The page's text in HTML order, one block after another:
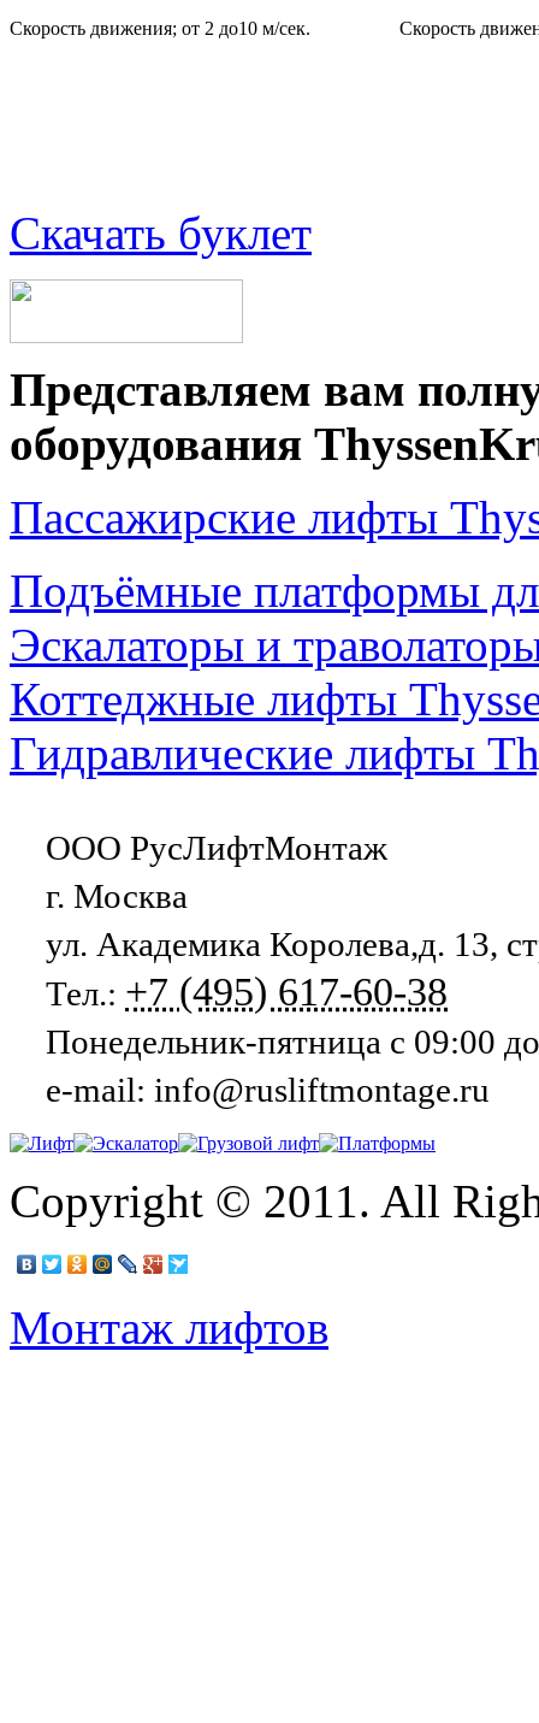
Скорость движения; от 2 до10 м/сек.
Скорость
Скачать буклет
Представляем вам
оборудования
Пассажирские лифты
Подъёмные платформы
Эскалаторы и
Коттеджные лифты
Гидравлические лифты
ООО РусЛифтМонтаж
г. Москва
ул. Академика Королева,д. 13,
Тел.: +7 (495) 617-60-38
Понедельник-пятница с 09:00
e-mail: info@rusliftmontage.ru
Copyright © 2011. All
Монтаж лифтов